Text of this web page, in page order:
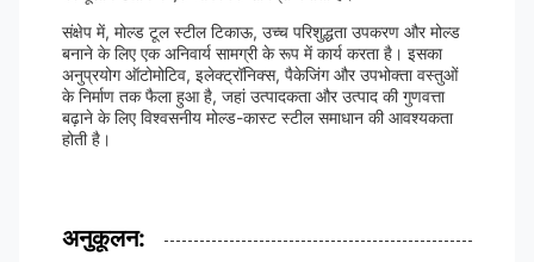
संक्षेप में, मोल्ड टूल स्टील टिकाऊ, उच्च परिशुद्धता उपकरण और मोल्ड
बनाने के लिए एक अनिवार्य सामग्री के रूप में कार्य करता है। इसका
अनुप्रयोग ऑटोमोटिव, इलेक्ट्रॉनिक्स, पैकेजिंग और उपभोक्ता वस्तुओं
के निर्माण तक फैला हुआ है, जहां उत्पादकता और उत्पाद की गुणवत्ता
बढ़ाने के लिए विश्वसनीय मोल्ड-कास्ट स्टील समाधान की आवश्यकता
होती है।
अनुकूलन: